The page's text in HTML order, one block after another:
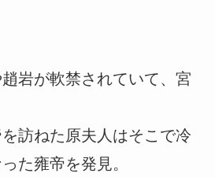
岩が軟禁されていて、宮
訪ねた原夫人はそこで冷
た雍帝を発見。